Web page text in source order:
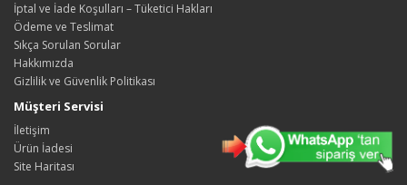
İptal ve İade Koşulları – Tüketici Hakları
Ödeme ve Teslimat
Sıkça Sorulan Sorular
Hakkımızda
Gizlilik ve Güvenlik Politikası
Müşteri Servisi
İletişim
Ürün İadesi
Site Haritası